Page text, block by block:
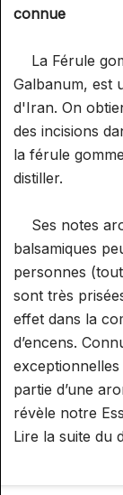
connue
La Férule
Galbanum, est
d'Iran. On
des incisions
la férule
distiller.
Ses notes
balsamiques
personnes
sont très
effet dans la
d’encens.
partie d’une
révèle notre
Lire la suite du